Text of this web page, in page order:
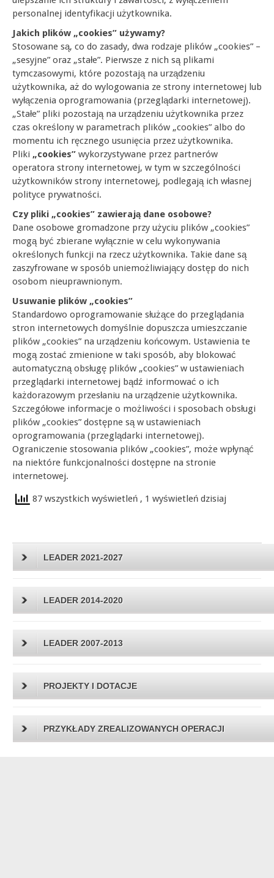
personalnej identyfikacji użytkownika.
Jakich plików „cookies” używamy?
Stosowane są, co do zasady, dwa rodzaje plików „cookies” –
„sesyjne” oraz „stałe”. Pierwsze z nich są plikami
tymczasowymi, które pozostają na urządzeniu
użytkownika, aż do wylogowania ze strony internetowej lub
wyłączenia oprogramowania (przeglądarki internetowej).
„Stałe” pliki pozostają na urządzeniu użytkownika przez
czas określony w parametrach plików „cookies” albo do
momentu ich ręcznego usunięcia przez użytkownika.
Pliki „cookies” wykorzystywane przez partnerów
operatora strony internetowej, w tym w szczególności
użytkowników strony internetowej, podlegają ich własnej
polityce prywatności.
Czy pliki „cookies” zawierają dane osobowe?
Dane osobowe gromadzone przy użyciu plików „cookies”
mogą być zbierane wyłącznie w celu wykonywania
określonych funkcji na rzecz użytkownika. Takie dane są
zaszyfrowane w sposób uniemożliwiający dostęp do nich
osobom nieuprawnionym.
Usuwanie plików „cookies”
Standardowo oprogramowanie służące do przeglądania
stron internetowych domyślnie dopuszcza umieszczanie
plików „cookies” na urządzeniu końcowym. Ustawienia te
mogą zostać zmienione w taki sposób, aby blokować
automatyczną obsługę plików „cookies” w ustawieniach
przeglądarki internetowej bądź informować o ich
każdorazowym przesłaniu na urządzenie użytkownika.
Szczegółowe informacje o możliwości i sposobach obsługi
plików „cookies” dostępne są w ustawieniach
oprogramowania (przeglądarki internetowej).
Ograniczenie stosowania plików „cookies”, może wpłynąć
na niektóre funkcjonalności dostępne na stronie
internetowej.
87 wszystkich wyświetleń , 1 wyświetleń dzisiaj
LEADER 2021-2027
LEADER 2014-2020
LEADER 2007-2013
PROJEKTY I DOTACJE
PRZYKŁADY ZREALIZOWANYCH OPERACJI